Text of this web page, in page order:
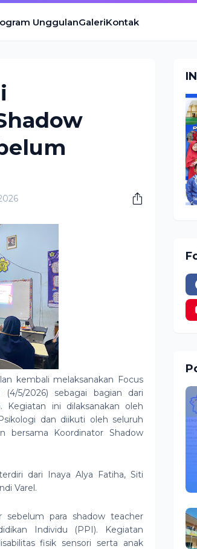
UnggulanGaleriKontak
kembali melaksanakan Focus
5/2026) sebagai bagian dari
Kegiatan ini dilaksanakan oleh
dan diikuti oleh seluruh
bersama Koordinator Shadow
dari Inaya Alya Fatiha, Siti
Varel.
sebelum para shadow teacher
Individu (PPI). Kegiatan
fisik sensori serta anak